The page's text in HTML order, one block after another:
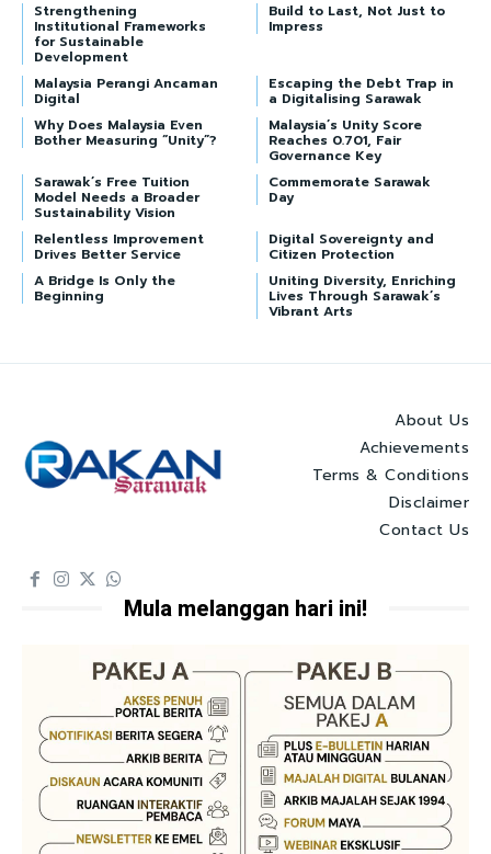
Strengthening
Institutional Frameworks
for Sustainable
Development
Build to Last, Not Just to
Impress
Malaysia Perangi Ancaman
Digital
Escaping the Debt Trap in
a Digitalising Sarawak
Why Does Malaysia Even
Bother Measuring “Unity”?
Malaysia’s Unity Score
Reaches 0.701, Fair
Governance Key
Sarawak’s Free Tuition
Model Needs a Broader
Sustainability Vision
Commemorate Sarawak
Day
Relentless Improvement
Drives Better Service
Digital Sovereignty and
Citizen Protection
A Bridge Is Only the
Beginning
Uniting Diversity, Enriching
Lives Through Sarawak’s
Vibrant Arts
About Us
Achievements
Terms & Conditions
Disclaimer
Contact Us
Mula melanggan hari ini!